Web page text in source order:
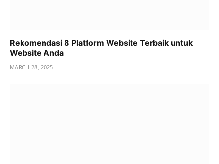
Rekomendasi 8 Platform Website Terbaik untuk
Website Anda
MARCH 28, 2025